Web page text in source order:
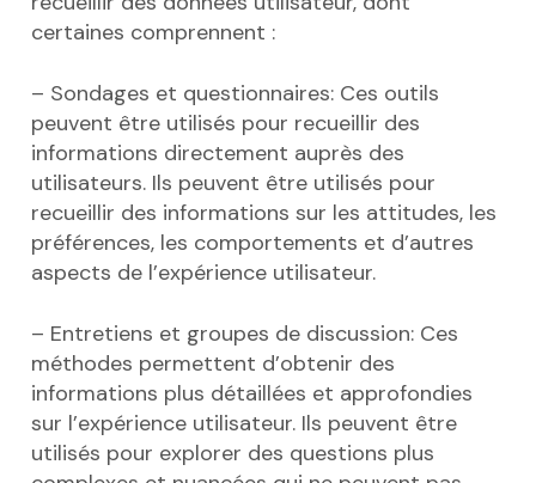
certaines comprennent :
– Sondages et questionnaires: Ces outils
peuvent être utilisés pour recueillir des
informations directement auprès des
utilisateurs. Ils peuvent être utilisés pour
recueillir des informations sur les attitudes, les
préférences, les comportements et d’autres
aspects de l’expérience utilisateur.
– Entretiens et groupes de discussion: Ces
méthodes permettent d’obtenir des
informations plus détaillées et approfondies
sur l’expérience utilisateur. Ils peuvent être
utilisés pour explorer des questions plus